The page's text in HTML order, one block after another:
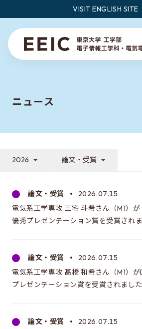
VISIT ENGLISH SITE
EEICとは
EEICで学ぶこと
EEICの授業
年間スケジュール
時間割
ニュース
2026 論文・受賞
論文・受賞
2026.07.15
電気系工学専攻 三宅 斗希さん（M1）
優秀プレゼンテーション賞を受賞され
論文・受賞
2026.07.15
電気系工学専攻 髙橋 和希さん（M1）
プレゼンテーション賞を受賞されました
論文・受賞
2026.07.15